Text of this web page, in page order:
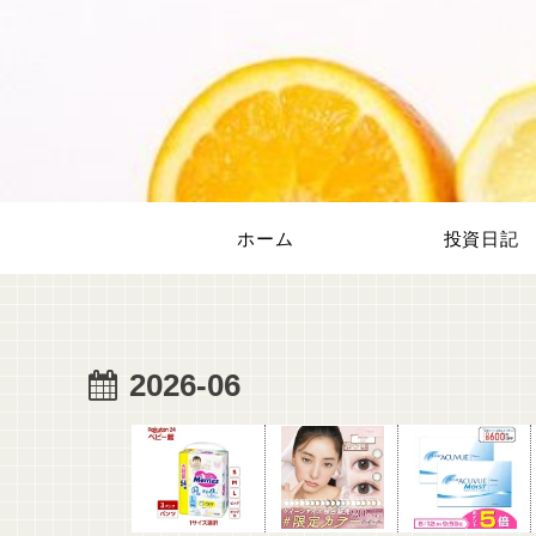
ホーム 投資日記
2026-06